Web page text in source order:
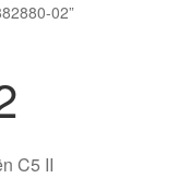
02”
C5 II